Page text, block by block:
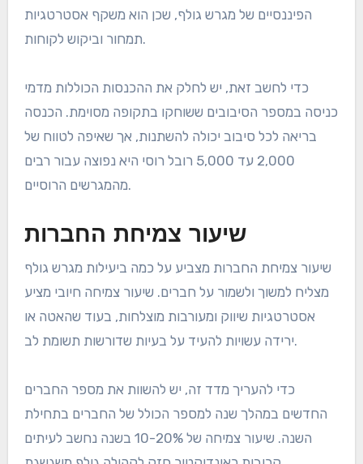
הפיננסיים של מגרש גולף, שכן הוא משקף אסטרטגיות
תמחור וביקוש לקוחות.
כדי לחשב זאת, יש לחלק את ההכנסות הכוללות מדמי
כניסה במספר הסיבובים ששוחקו בתקופה מסוימת. הכנסה
בריאה לכל סיבוב יכולה להשתנות, אך שאיפה לטווח של
2,000 עד 5,000 רובל רוסי היא נפוצה עבור רבים
מהמגרשים הרוסיים.
שיעור צמיחת החברות
שיעור צמיחת החברות מצביע על כמה ביעילות מגרש גולף
מצליח למשוך ולשמור על חברים. שיעור צמיחה חיובי מציע
אסטרטגיות שיווק ומעורבות מוצלחות, בעוד שהאטה או
ירידה עשויות להעיד על בעיות שדורשות תשומת לב.
כדי להעריך מדד זה, יש להשוות את מספר החברים
החדשים במהלך שנה למספר הכולל של החברים בתחילת
השנה. שיעור צמיחה של 10-20% בשנה נחשב לעיתים